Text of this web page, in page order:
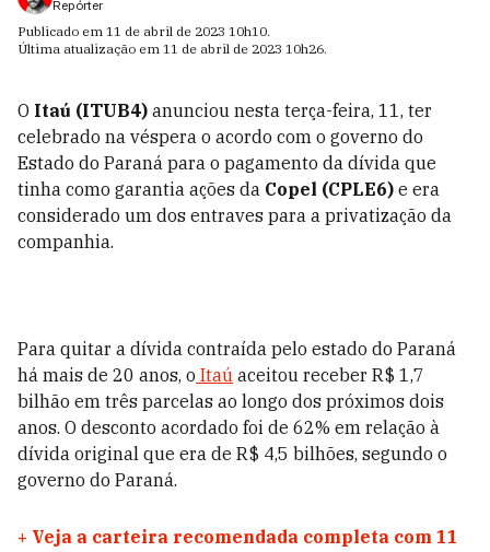
Repórter
Publicado em 11 de abril de 2023 10h10.
Última atualização em 11 de abril de 2023 10h26.
O Itaú (ITUB4) anunciou nesta terça-feira, 11, ter
celebrado na véspera o acordo com o governo do
Estado do Paraná para o pagamento da dívida que
tinha como garantia ações da Copel (CPLE6) e era
considerado um dos entraves para a privatização da
companhia.
Para quitar a dívida contraída pelo estado do Paraná
há mais de 20 anos, o Itaú aceitou receber R$ 1,7
bilhão em três parcelas ao longo dos próximos dois
anos. O desconto acordado foi de 62% em relação à
dívida original que era de R$ 4,5 bilhões, segundo o
governo do Paraná.
+ Veja a carteira recomendada completa com 11